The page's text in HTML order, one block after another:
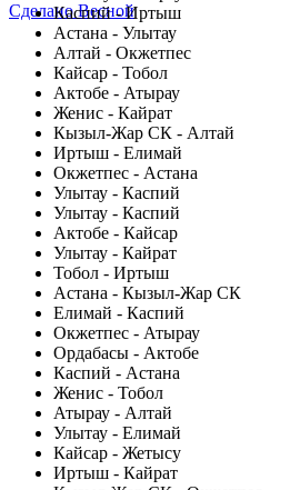
Каспий - Иртыш
Астана - Улытау
Алтай - Окжетпес
Кайсар - Тобол
Актобе - Атырау
Женис - Кайрат
Кызыл-Жар СК - Алтай
Иртыш - Елимай
Окжетпес - Астана
Улытау - Каспий
Улытау - Каспий
Актобе - Кайсар
Улытау - Кайрат
Тобол - Иртыш
Астана - Кызыл-Жар СК
Елимай - Каспий
Окжетпес - Атырау
Ордабасы - Актобе
Каспий - Астана
Женис - Тобол
Атырау - Алтай
Улытау - Елимай
Кайсар - Жетысу
Иртыш - Кайрат
Сделано Весной